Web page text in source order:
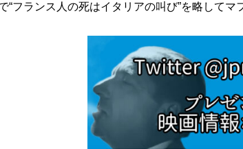
“フランス人の死はイタリアの叫び”を略してマ